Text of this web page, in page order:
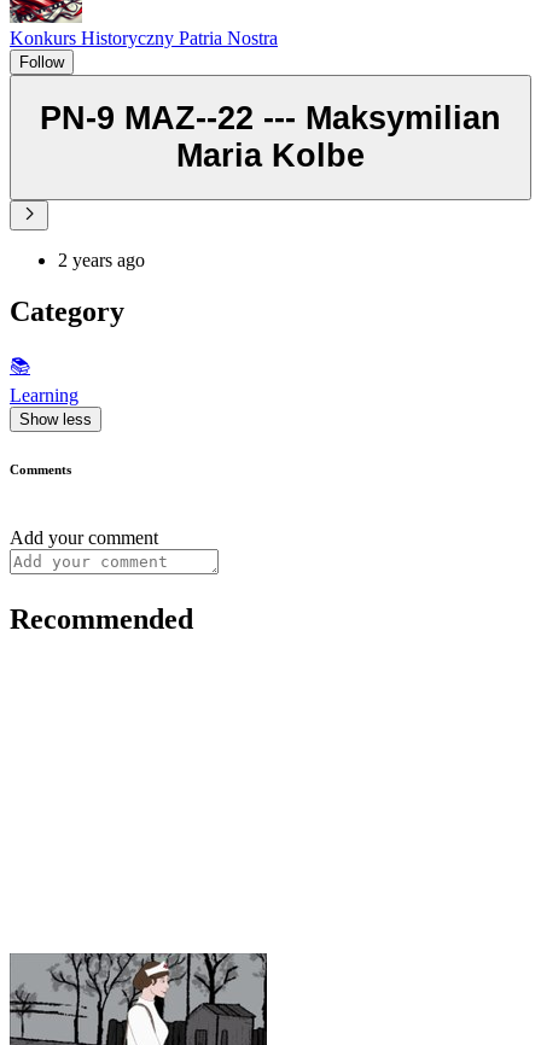
Konkurs Historyczny Patria Nostra
Follow
PN-9 MAZ--22 --- Maksymilian
Maria Kolbe
2 years ago
Category
📚
Learning
Show less
Comments
Add your comment
Recommended